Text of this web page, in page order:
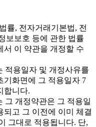
률, 전자거래기본법, 전
보보호 등에 관한 법률
서 이 약관을 개정할 수
적용일자 및 개정사유를
기화면에 그 적용일자 7
합니다.
그 개정약관은 그 적용일
되고 그 이전에 이미 체결
그대로 적용됩니다. 단,